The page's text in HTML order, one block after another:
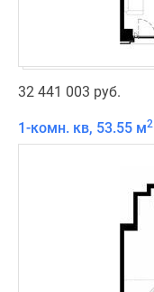
32 441 003 руб.
1-комн. кв, 53.55 м2